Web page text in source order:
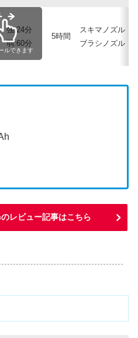
強:24分
弱:60分
5時間
スキマノズル
ブラシノズル
ルできます
レビュー記事はこちら